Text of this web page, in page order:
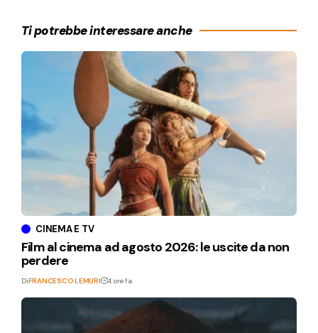
Ti potrebbe interessare anche
CINEMA E TV
Film al cinema ad agosto 2026: le uscite da non
perdere
DiFRANCESCO LEMURI 4 ore fa